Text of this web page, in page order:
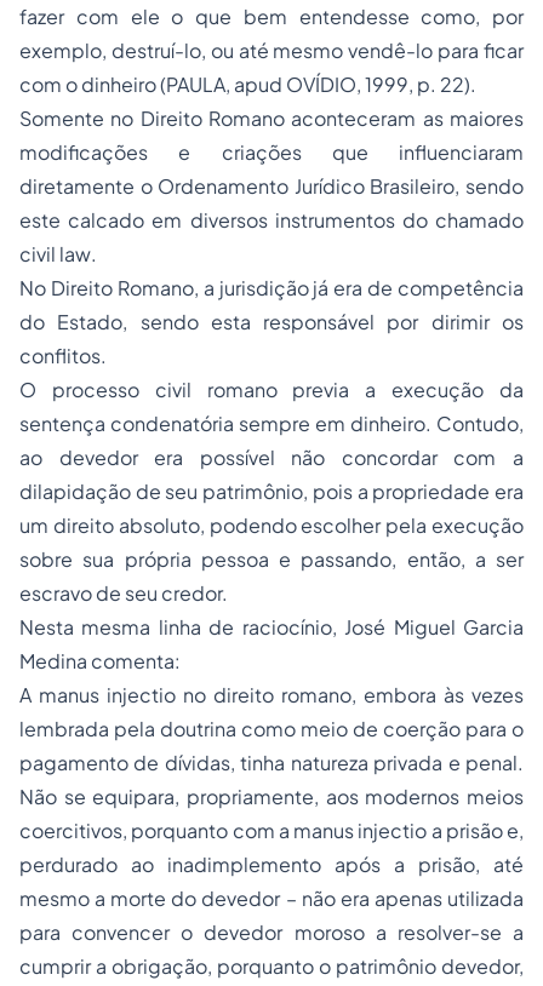
fazer com ele o que bem entendesse como, por
exemplo, destruí-lo, ou até mesmo vendê-lo para ficar
com o dinheiro (PAULA, apud OVÍDIO, 1999, p. 22).
Somente no Direito Romano aconteceram as maiores
modificações e criações que influenciaram
diretamente o Ordenamento Jurídico Brasileiro, sendo
este calcado em diversos instrumentos do chamado
civil law.
No Direito Romano, a jurisdição já era de competência
do Estado, sendo esta responsável por dirimir os
conflitos.
O processo civil romano previa a execução da
sentença condenatória sempre em dinheiro. Contudo,
ao devedor era possível não concordar com a
dilapidação de seu patrimônio, pois a propriedade era
um direito absoluto, podendo escolher pela execução
sobre sua própria pessoa e passando, então, a ser
escravo de seu credor.
Nesta mesma linha de raciocínio, José Miguel Garcia
Medina comenta:
A manus injectio no direito romano, embora às vezes
lembrada pela doutrina como meio de coerção para o
pagamento de dívidas, tinha natureza privada e penal.
Não se equipara, propriamente, aos modernos meios
coercitivos, porquanto com a manus injectio a prisão e,
perdurado ao inadimplemento após a prisão, até
mesmo a morte do devedor – não era apenas utilizada
para convencer o devedor moroso a resolver-se a
cumprir a obrigação, porquanto o patrimônio devedor,